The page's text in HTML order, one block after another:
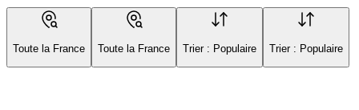
Toute la France Toute la France Trier : Populaire Trier : Populaire